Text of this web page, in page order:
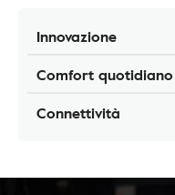
Innovazione
Comfort quotidiano
Connettività